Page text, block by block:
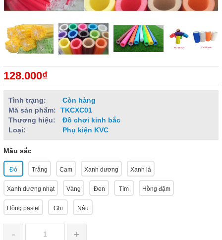
128.000₫
Tình trạng:
Còn hàng
Mã sản phẩm:
TKCXC01
Thương hiệu:
Đồ chơi kinh bắc
Loại:
Phụ kiện KVC
Mầu sắc
Đỏ Trắng Cam Xanh dương Xanh lá
Xanh dương nhạt Vàng Đen Tím Hồng đậm
Hồng pastel Ghi Nâu
- +